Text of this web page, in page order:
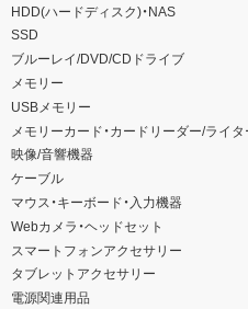
HDD(ハードディスク)・NAS
SSD
ブルーレイ/DVD/CDドライブ
メモリー
USBメモリー
メモリーカード・カードリーダー/ライタ
映像/音響機器
ケーブル
マウス・キーボード・入力機器
Webカメラ・ヘッドセット
スマートフォンアクセサリー
タブレットアクセサリー
電源関連用品